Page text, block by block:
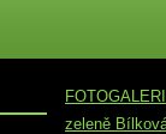
zeleně